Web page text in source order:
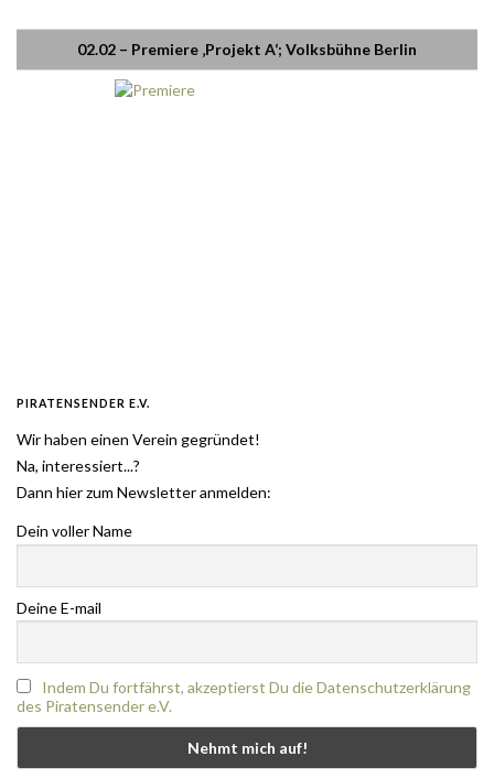
02.02 – Premiere ‚Projekt A‘; Volksbühne Berlin
PIRATENSENDER E.V.
Wir haben einen Verein gegründet!
Na, interessiert...?
Dann hier zum Newsletter anmelden:
Dein voller Name
Deine E-mail
Indem Du fortfährst, akzeptierst Du die Datenschutzerklärung
des Piratensender e.V.